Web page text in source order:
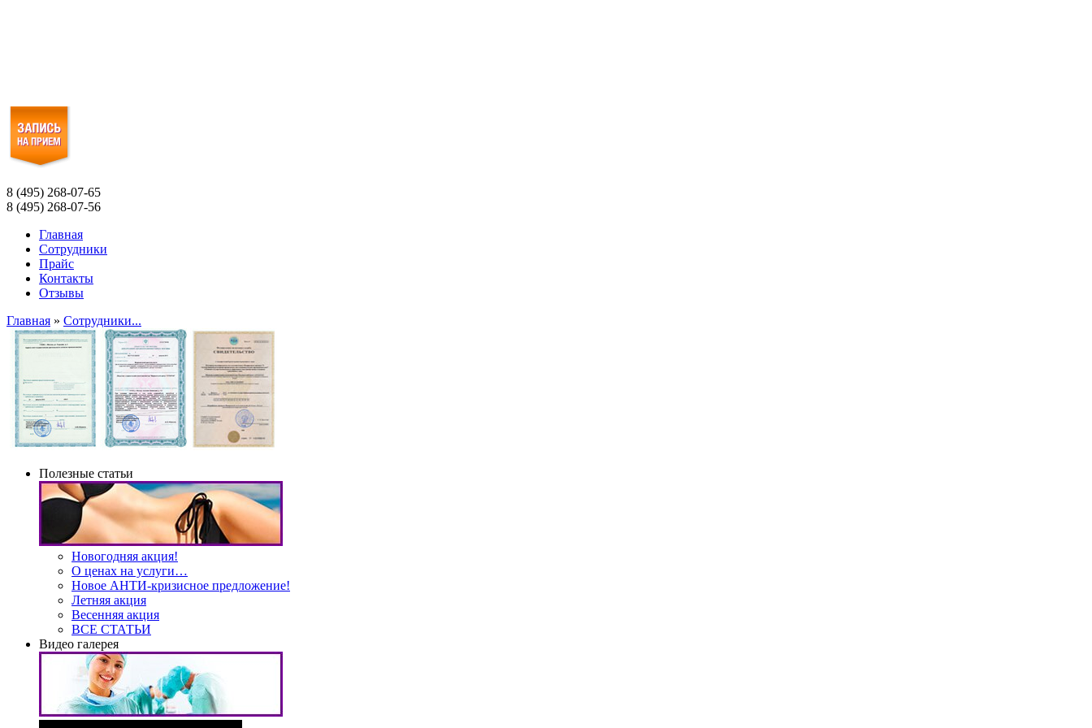
8 (495) 268-07-65
8 (495) 268-07-56
Главная
Сотрудники
Прайс
Контакты
Отзывы
Главная » Сотрудники...
Полезные статьи
Новогодняя акция!
О ценах на услуги…
Новое АНТИ-кризисное предложение!
Летняя акция
Весенняя акция
ВСЕ СТАТЬИ
Видео галерея